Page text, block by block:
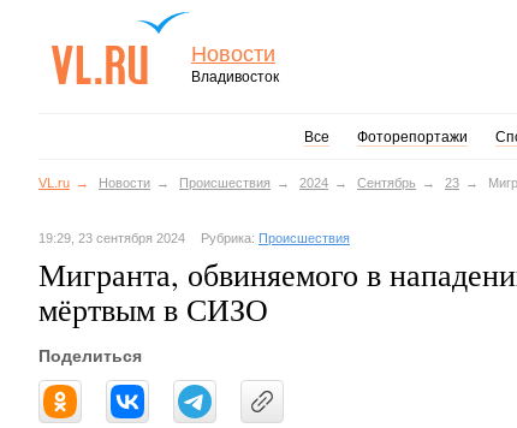
Новости
Владивосток
Все Фоторепортажи
VL.ru Новости Происшествия 2024 Сентябрь 23
19:29, 23 сентября 2024 Рубрика: Происшествия
Мигранта, обвиняемого в
мёртвым в СИЗО
Поделиться